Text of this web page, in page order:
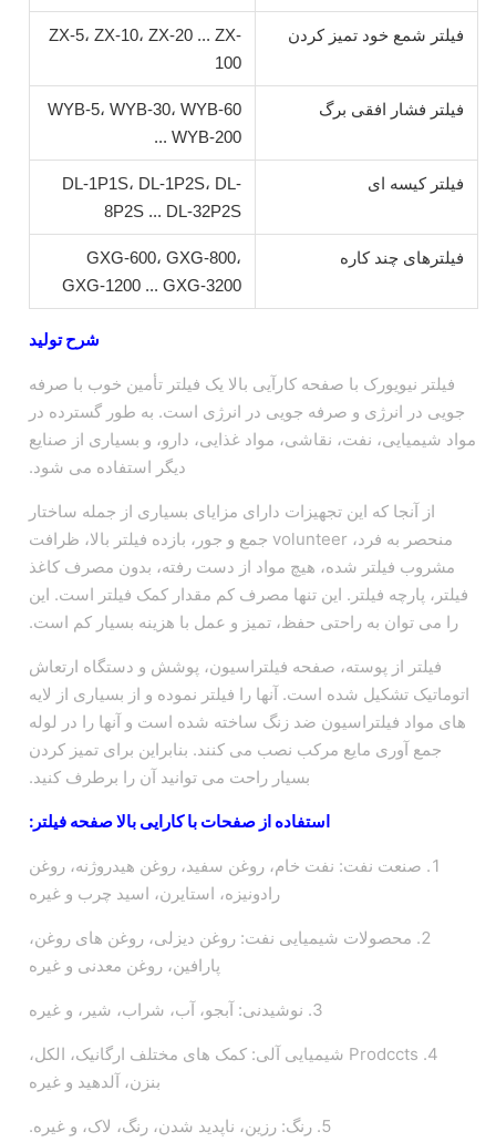
فیلتر شمع خود تمیز کردن
ZX-5، ZX-10، ZX-20 ... ZX-
100
فیلتر فشار افقی برگ
WYB-5، WYB-30، WYB-60
... WYB-200
فیلتر کیسه ای
DL-1P1S، DL-1P2S، DL-
8P2S ... DL-32P2S
فیلترهای چند کاره
GXG-600، GXG-800،
GXG-1200 ... GXG-3200
شرح تولید
فیلتر نیویورک با صفحه کارآیی بالا یک فیلتر تأمین خوب با صرفه
جویی در انرژی و صرفه جویی در انرژی است. به طور گسترده در
مواد شیمیایی، نفت، نقاشی، مواد غذایی، دارو، و بسیاری از صنایع
دیگر استفاده می شود.
از آنجا که این تجهیزات دارای مزایای بسیاری از جمله ساختار
منحصر به فرد، volunteer جمع و جور، بازده فیلتر بالا، ظرافت
مشروب فیلتر شده، هیچ مواد از دست رفته، بدون مصرف کاغذ
فیلتر، پارچه فیلتر. این تنها مصرف کم مقدار کمک فیلتر است. این
را می توان به راحتی حفظ، تمیز و عمل با هزینه بسیار کم است.
فیلتر از پوسته، صفحه فیلتراسیون، پوشش و دستگاه ارتعاش
اتوماتیک تشکیل شده است. آنها را فیلتر نموده و از بسیاری از لایه
های مواد فیلتراسیون ضد زنگ ساخته شده است و آنها را در لوله
جمع آوری مایع مرکب نصب می کنند. بنابراین برای تمیز کردن
بسیار راحت می توانید آن را برطرف کنید.
استفاده از صفحات با کارایی بالا صفحه فیلتر:
1. صنعت نفت: نفت خام، روغن سفید، روغن هیدروژنه، روغن
رادونیزه، استایرن، اسید چرب و غیره
2. محصولات شیمیایی نفت: روغن دیزلی، روغن های روغن،
پارافین، روغن معدنی و غیره
3. نوشیدنی: آبجو، آب، شراب، شیر، و غیره
4. Prodccts شیمیایی آلی: کمک های مختلف ارگانیک، الکل،
بنزن، آلدهید و غیره
5. رنگ: رزین، ناپدید شدن، رنگ، لاک، و غیره.